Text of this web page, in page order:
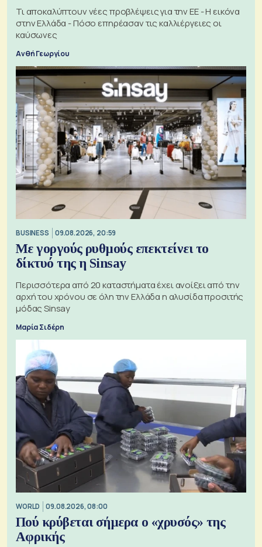
Τι αποκαλύπτουν νέες προβλέψεις για την ΕΕ - Η εικόνα
στην Ελλάδα - Πόσο επηρέασαν τις καλλιέργειες οι
καύσωνες
Ανθή Γεωργίου
BUSINESS 09.08.2026, 20:59
Με γοργούς ρυθμούς επεκτείνει το
δίκτυό της η Sinsay
Περισσότερα από 20 καταστήματα έχει ανοίξει από την
αρχή του χρόνου σε όλη την Ελλάδα η αλυσίδα προσιτής
μόδας Sinsay
Μαρία Σιδέρη
WORLD 09.08.2026, 08:00
Πού κρύβεται σήμερα ο «χρυσός» της
Αφρικής